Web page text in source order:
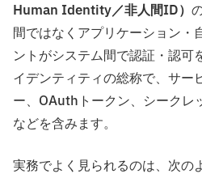
Human Identity／非人間ID）
間ではなくアプリケーション・
ントがシステム間で認証・認可
イデンティティの総称で、サー
ー、OAuthトークン、シークレ
などを含みます。
実務でよく見られるのは、次の